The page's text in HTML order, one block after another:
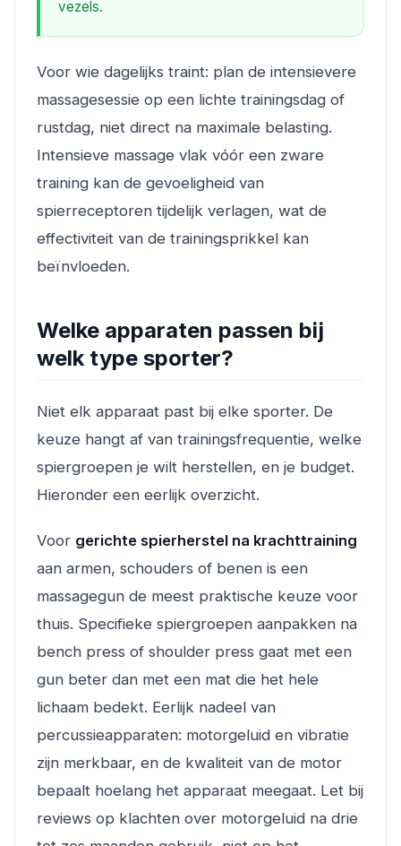
vezels.
Voor wie dagelijks traint: plan de intensievere
massagesessie op een lichte trainingsdag of
rustdag, niet direct na maximale belasting.
Intensieve massage vlak vóór een zware
training kan de gevoeligheid van
spierreceptoren tijdelijk verlagen, wat de
effectiviteit van de trainingsprikkel kan
beïnvloeden.
Welke apparaten passen bij
welk type sporter?
Niet elk apparaat past bij elke sporter. De
keuze hangt af van trainingsfrequentie, welke
spiergroepen je wilt herstellen, en je budget.
Hieronder een eerlijk overzicht.
Voor gerichte spierherstel na krachttraining
aan armen, schouders of benen is een
massagegun de meest praktische keuze voor
thuis. Specifieke spiergroepen aanpakken na
bench press of shoulder press gaat met een
gun beter dan met een mat die het hele
lichaam bedekt. Eerlijk nadeel van
percussieapparaten: motorgeluid en vibratie
zijn merkbaar, en de kwaliteit van de motor
bepaalt hoelang het apparaat meegaat. Let bij
reviews op klachten over motorgeluid na drie